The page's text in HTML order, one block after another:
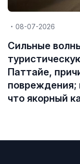
08-07-2026
Сильные
Паттайе,
повреждения;
что якорный